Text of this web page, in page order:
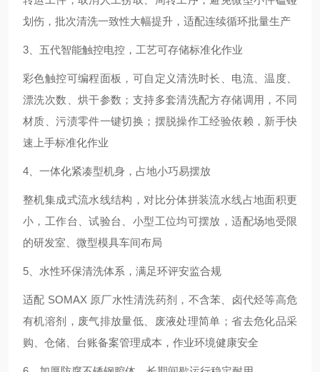
划伤，批次清洗一致性大幅提升，适配连续循环批量生产
3、五代智能触控电控，工艺可存储标准化作业
彩色触控可编程面板，可自定义清洗时长、电流、温度、
漂洗次数、烘干参数；支持多套清洗配方存储调用，不同
材质、污渍零件一键切换；摆脱操作工经验依赖，新手快
速上手标准化作业
4、一体化紧凑型机身，占地小巧易摆放
整机集成式流水线结构，对比分体拼装流水线占地面积更
小，工作台、试验台、小型工位均可摆放，适配场地受限
的研发室、微型模具车间布局
5、水性环保清洗体系，满足环评安监合规
适配 SOMAX 原厂水性清洗药剂，不含苯、卤代烃等高危
有机溶剂，废气排放量低、废液处理简单；省去危化品采
购、仓储、台账备案管理成本，作业环境健康安全